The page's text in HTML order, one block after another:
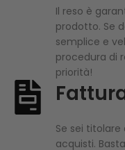
Il reso è
prodotto. Se
semplice e
procedura di
priorità!
Se sei titolare
acquisti.